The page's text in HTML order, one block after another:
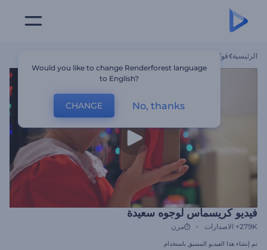
الرئيسية قوالب
فيديو كريسماس لوجوه سعيدة
279K+ الاصدارات مرن
تم إنشاء هذا الفيديو المسبق باستخدام
Would you like to change Renderforest language
to English?
CHANGE No, thanks